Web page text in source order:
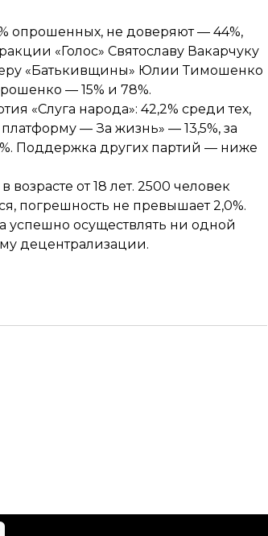
опрошенных, не доверяют — 44%,
«Голос» Святославу Вакарчуку
«Батькивщины» Юлии Тимошенко
— 15% и 78%.
«Слуга народа»: 42,2% среди тех,
— За жизнь» — 13,5%, за
Поддержка других партий — ниже
от 18 лет. 2500 человек
погрешность не превышает 2,0%.
успешно осуществлять ни одной
децентрализации.